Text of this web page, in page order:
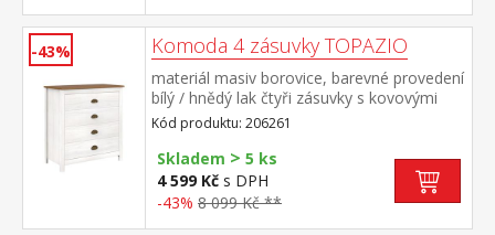
-43% Komoda 4 zásuvky TOPAZIO
materiál masiv borovice, barevné provedení
bílý / hnědý lak čtyři zásuvky s kovovými
úchytkami a pojezdy
Kód produktu: 206261
Skladem > 5 ks
4 599 Kč s DPH
-43% 8 099 Kč **